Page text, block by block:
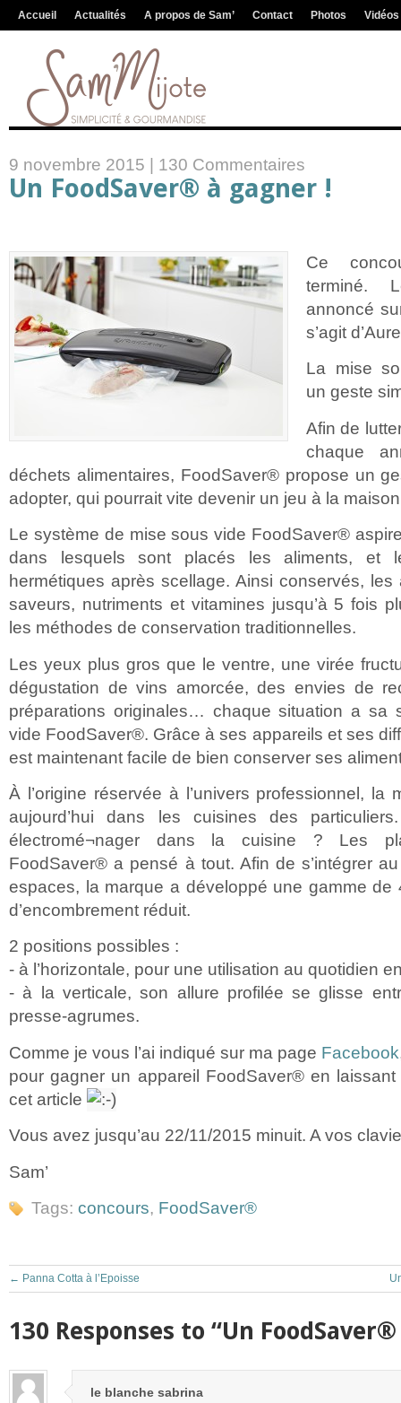
Accueil Actualités A propos de Sam’ Contact Photos Vidéos
9 novembre 2015 | 130 Commentaires
Un FoodSaver® à gagner !
Ce
terminé.
annoncé
s’agit
La mise
un geste
Afin de
chaque
déchets alimentaires, FoodSaver® propose un
adopter, qui pourrait vite devenir un jeu à la
Le système de mise sous vide FoodSaver®
dans lesquels sont placés les aliments, et
hermétiques après scellage. Ainsi conservés,
saveurs, nutriments et vitamines jusqu’à 5 fois
les méthodes de conservation traditionnelles.
Les yeux plus gros que le ventre, une virée
dégustation de vins amorcée, des envies de
préparations originales… chaque situation a sa
vide FoodSaver®. Grâce à ses appareils et ses
est maintenant facile de bien conserver ses
À l’origine réservée à l’univers professionnel, la
aujourd’hui dans les cuisines des
électromé¬nager dans la cuisine ? Les
FoodSaver® a pensé à tout. Afin de s’intégrer
espaces, la marque a développé une gamme de
d’encombrement réduit.
2 positions possibles :
- à l’horizontale, pour une utilisation au quotidien
- à la verticale, son allure profilée se glisse
presse-agrumes.
Comme je vous l’ai indiqué sur ma page Facebook
pour gagner un appareil FoodSaver® en
cet article
Vous avez jusqu’au 22/11/2015 minuit. A vos
Sam’
Tags: concours, FoodSaver®
← Panna Cotta à l’Epoisse
130 Responses to “Un
le blanche sabrina